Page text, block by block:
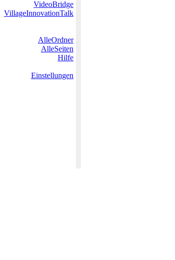
VideoBridge
VillageInnovationTalk
AlleOrdner
AlleSeiten
Hilfe
Einstellungen